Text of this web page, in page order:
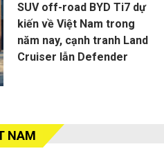
SUV off-road BYD Ti7 dự
kiến về Việt Nam trong
năm nay, cạnh tranh Land
Cruiser lẫn Defender
NAM